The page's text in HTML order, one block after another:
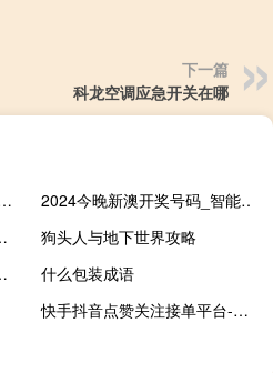
下一篇
科龙空调应急开关在哪
最强魔幻陀螺动画片
2024今晚新澳开奖号码_智能AI深度解析_好看视频版v32.31.970
掖丹霞旅游团
狗头人与地下世界攻略
语文期末测试卷
什么包装成语
快手抖音点赞关注接单平台-QQ说说免费赞网站(快手抖音点赞关注兼职是真的吗)